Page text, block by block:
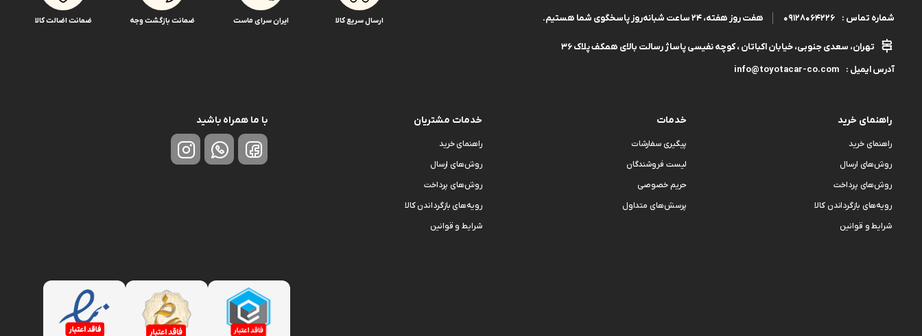
شماره تماس : 09128064226 هفت روز هفته، ۲۴ ساعت شبانه‌روز پاسخگوی شما هستیم.
تهران، سعدی جنوبی، خیابان اکباتان ، کوچه نفیسی پاساژ رسالت بالای همکف پلاک 36
آدرس ایمیل :
info@toyotacar-co.com
ارسال سریع کالا ایران سرای ماست ضمانت بازگشت وجه ضمانت اضالت کالا
راهنمای خرید
راهنمای خرید
روش‌های ارسال
روش‌های پرداخت
رویه‌های بازگرداندن کالا
شرایط و قوانین
خدمات
پیگیری سفارشات
لیست فروشندگان
حریم خصوصی
پرسش‌های متداول
خدمات مشتریان
راهنمای خرید
روش‌های ارسال
روش‌های پرداخت
رویه‌های بازگرداندن کالا
شرایط و قوانین
با ما همراه باشید